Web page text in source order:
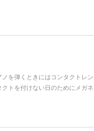
を弾くときにはコンタクトレ
トを付けない日のためにメガ